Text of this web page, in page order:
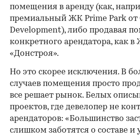
помещения в аренду (как,
премиальный ЖК Prime Park от
Development), либо продавая
конкретного арендатора, как в
«Донстроя».
Но это скорее исключения. В
случаев помещения просто
все решает рынок. Белых
проектов, где девелопер не
арендаторов: «Большинство
слишком заботятся о составе и